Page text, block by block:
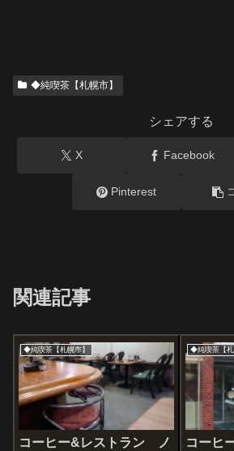
◆純喫茶【札幌市】
シェアする
X Facebook
Pinterest
関連記事
◆純喫茶【札幌市】
コーヒー&レストラン ノ
◆純喫茶【
コーヒ